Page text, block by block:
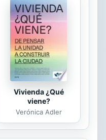
Vivienda ¿Qué
viene?
Verónica Adler